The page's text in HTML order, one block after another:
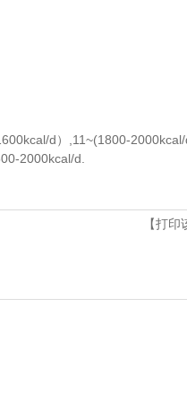
d）,11~(1800-
2000kcal/d.
【打印